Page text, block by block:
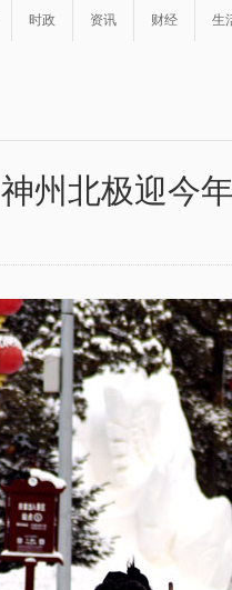
时政 资讯 财经 生
州北极迎今